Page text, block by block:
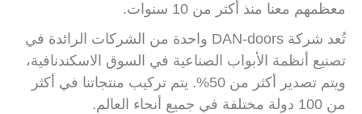
معظمهم معنا منذ أكثر من 10 سنوات.
تُعد شركة DAN-doors واحدة من الشركات الرائدة في
تصنيع أنظمة الأبواب الصناعية في السوق الاسكندنافية،
ويتم تصدير أكثر من 50%. يتم تركيب منتجاتنا في أكثر
من 100 دولة مختلفة في جميع أنحاء العالم.